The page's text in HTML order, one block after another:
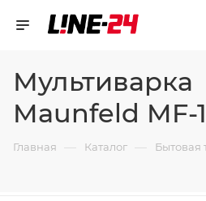
Мультиварка
Maunfeld MF-
Главная — Каталог — Бытовая